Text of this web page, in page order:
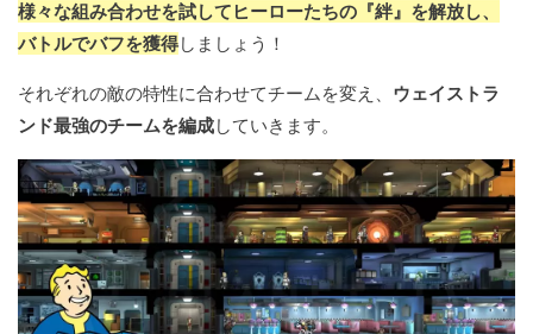
様々な組み合わせを試してヒーローたちの『絆』を解放し、
バトルでバフを獲得しましょう！
それぞれの敵の特性に合わせてチームを変え、 ウェイストラ
ンド最強のチームを編成していきます。